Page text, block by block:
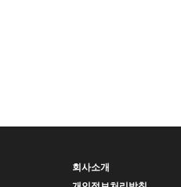
회사소개